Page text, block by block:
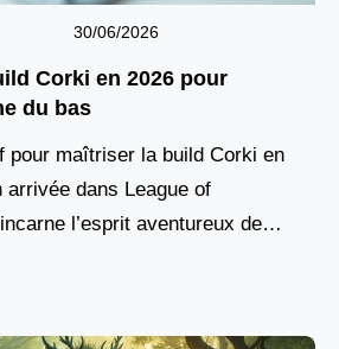
30/06/2026
Corki en 2026 pour
du bas
pour maîtriser la build Corki en
arrivée dans League of
l’esprit aventureux des